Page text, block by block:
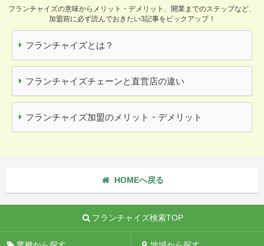
フランチャイズの意味からメリット・デメリット、開業までのステップなど、
加盟前に必ず読んでおきたい3記事をピックアップ！
フランチャイズとは？
フランチャイズチェーンと直営店の違い
フランチャイズ加盟のメリット・デメリット
HOMEへ戻る
フランチャイズ検索TOP